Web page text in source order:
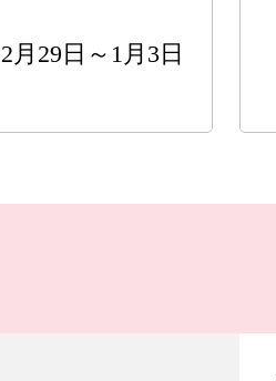
月29日～1月3日